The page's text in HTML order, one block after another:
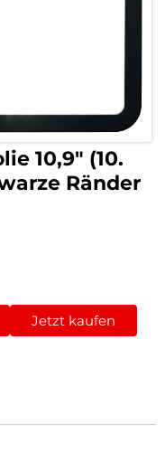
10,9″ (10.
Ränder
Jetzt kaufen